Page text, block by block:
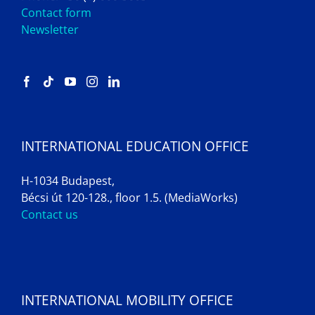
Contact form
Newsletter
INTERNATIONAL EDUCATION OFFICE
H-1034 Budapest,
Bécsi út 120-128., floor 1.5. (MediaWorks)
Contact us
INTERNATIONAL MOBILITY OFFICE